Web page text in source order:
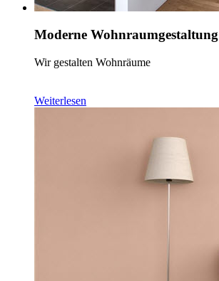
Moderne Wohnraumgestaltung
Wir gestalten Wohnräume
Weiterlesen